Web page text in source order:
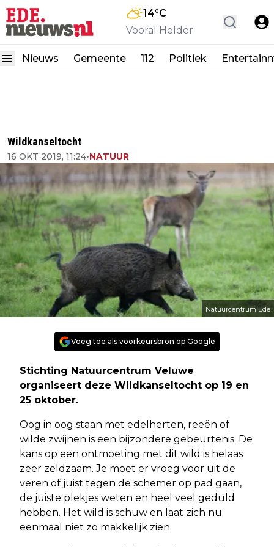
14°C
Vooral Helder
Nieuws Gemeente 112 Politiek
Wildkanseltocht
16 OKT 2019, 11:24•NATUUR
Natuurcentrum Ede
Voeg toe als voorkeursbron op Google
Stichting Natuurcentrum Veluwe
organiseert deze Wildkanseltocht op 19 en
25 oktober.
Oog in oog staan met edelherten, reeën of
wilde zwijnen is een bijzondere gebeurtenis. De
kans op een ontmoeting met dit wild is helaas
zeer zeldzaam. Je moet er vroeg voor uit de
veren of juist tegen de schemer op pad gaan,
de juiste plekjes weten en heel veel geduld
hebben. Het wild is schuw en laat zich nu
eenmaal niet zo makkelijk zien.